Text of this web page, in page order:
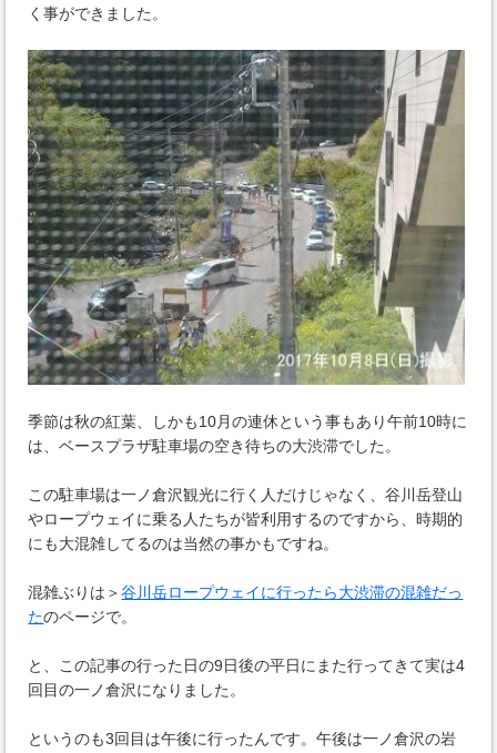
く事ができました。
季節は秋の紅葉、しかも10月の連休という事もあり午前10時に
は、ベースプラザ駐車場の空き待ちの大渋滞でした。
この駐車場は一ノ倉沢観光に行く人だけじゃなく、谷川岳登山
やロープウェイに乗る人たちが皆利用するのですから、時期的
にも大混雑してるのは当然の事かもですね。
混雑ぶりは＞谷川岳ロープウェイに行ったら大渋滞の混雑だっ
たのページで。
と、この記事の行った日の9日後の平日にまた行ってきて実は4
回目の一ノ倉沢になりました。
というのも3回目は午後に行ったんです。午後は一ノ倉沢の岩